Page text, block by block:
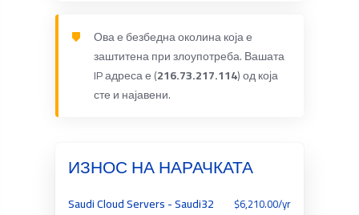
Ова е безбедна околина која е
заштитена при злоупотреба. Вашата
IP адреса е (216.73.217.114) од која
сте и најавени.
ИЗНОС НА НАРАЧКАТА
Saudi Cloud Servers - Saudi32
$6,210.00/yr